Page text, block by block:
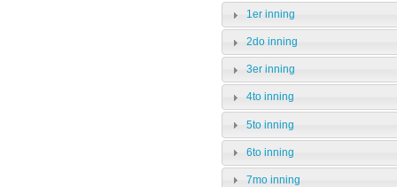
1er inning
2do inning
3er inning
4to inning
5to inning
6to inning
7mo inning